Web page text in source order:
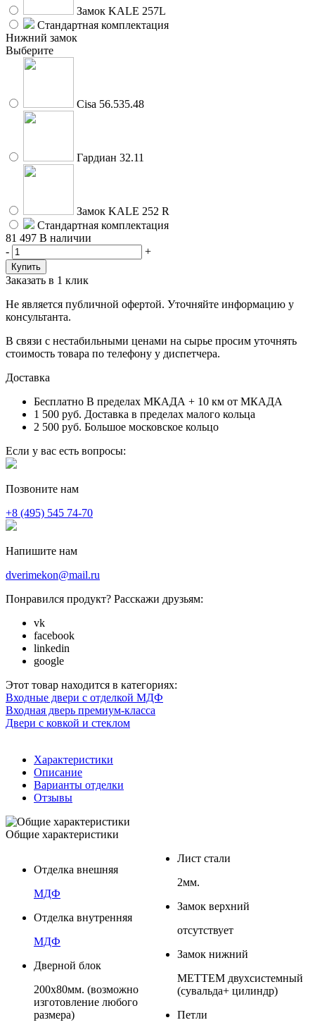
Замок KALE 257L
Стандартная комплектация
Нижний замок
Выберите
Cisa 56.535.48
Гардиан 32.11
Замок KALE 252 R
Стандартная комплектация
81 497 В наличии
-
+
Заказать в 1 клик
Не является публичной офертой. Уточняйте информацию у
консультанта.
В связи с нестабильными ценами на сырье просим уточнять
стоимость товара по телефону у диспетчера.
Доставка
Бесплатно В пределах МКАДА + 10 км от МКАДА
1 500 руб. Доставка в пределах малого кольца
2 500 руб. Большое московское кольцо
Если у вас есть вопросы:
Позвоните нам
+8 (495) 545 74-70
Напишите нам
dverimekon@mail.ru
Понравился продукт? Расскажи друзьям:
vk
facebook
linkedin
google
Этот товар находится в категориях:
Входные двери с отделкой МДФ
Входная дверь премиум-класса
Двери с ковкой и стеклом
Характеристики
Описание
Варианты отделки
Отзывы
Общие характеристики
Отделка внешняя
МДФ
Отделка внутренняя
МДФ
Дверной блок
200х80мм. (возможно
изготовление любого
размера)
Лист стали
2мм.
Замок верхний
отсутствует
Замок нижний
МЕТТЕМ двухсистемный
(сувальда+ цилиндр)
Петли